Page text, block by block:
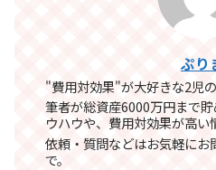
ぷり
"費用対効果"が大好きな2児
筆者が総資産6000万円まで
ウハウや、費用対効果が高い
依頼・質問などはお気軽にお
で。